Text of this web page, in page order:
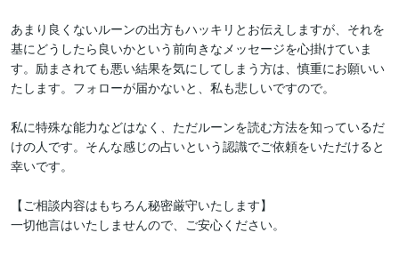
あまり良くないルーンの出方もハッキリとお伝えしますが、それを
基にどうしたら良いかという前向きなメッセージを心掛けていま
す。励まされても悪い結果を気にしてしまう方は、慎重にお願いい
たします。フォローが届かないと、私も悲しいですので。
私に特殊な能力などはなく、ただルーンを読む方法を知っているだ
けの人です。そんな感じの占いという認識でご依頼をいただけると
幸いです。
【ご相談内容はもちろん秘密厳守いたします】
一切他言はいたしませんので、ご安心ください。